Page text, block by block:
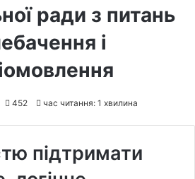
ради з питань
і
452 час читання: 1 хвилина
підтримати